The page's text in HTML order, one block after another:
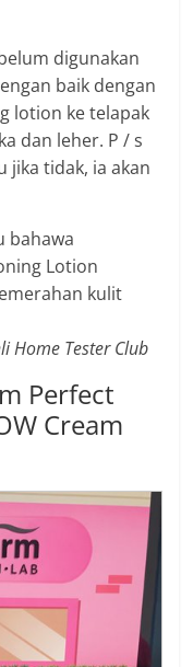
digunakan
baik dengan
lotion ke telapak
dan leher. P / s
jika tidak, ia akan
bahawa
Lotion
kulit
Home Tester Club
Perfect
Cream